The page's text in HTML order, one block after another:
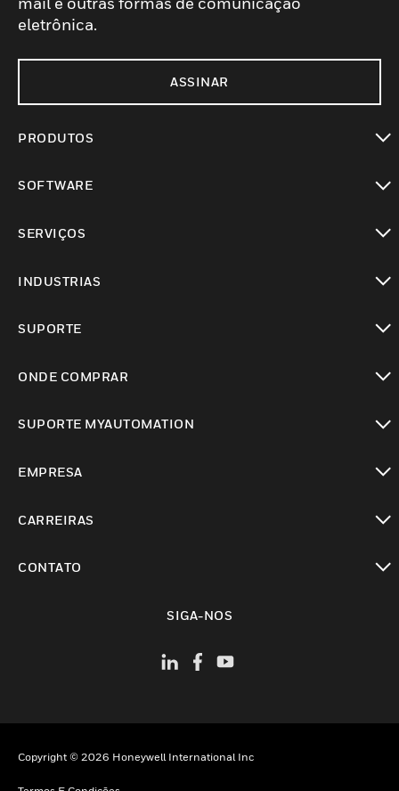
eletrônica.
ASSINAR
PRODUTOS
SOFTWARE
SERVIÇOS
INDUSTRIAS
SUPORTE
ONDE COMPRAR
SUPORTE MYAUTOMATION
EMPRESA
CARREIRAS
CONTATO
SIGA-NOS
Copyright © 2026 Honeywell International Inc